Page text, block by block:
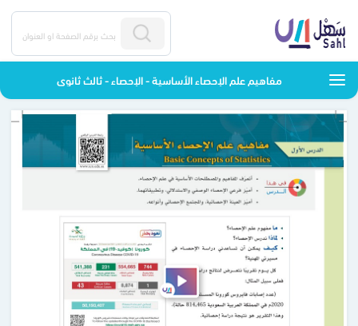
مفاهيم علم الإحصاء الأساسية - الإحصاء - ثالث ثانوي